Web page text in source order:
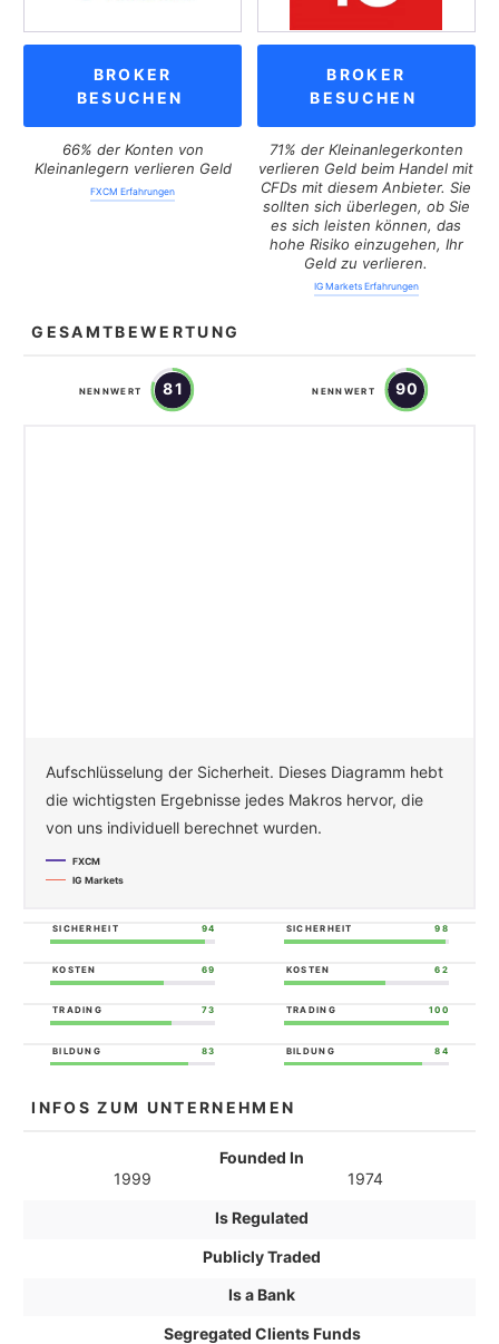
BROKER
BESUCHEN
66% der Konten von
Kleinanlegern verlieren Geld
FXCM Erfahrungen
BROKER
BESUCHEN
71% der Kleinanlegerkonten
verlieren Geld beim Handel mit
CFDs mit diesem Anbieter. Sie
sollten sich überlegen, ob Sie
es sich leisten können, das
hohe Risiko einzugehen, Ihr
Geld zu verlieren.
IG Markets Erfahrungen
GESAMTBEWERTUNG
NENNWERT 81 NENNWERT 90
Aufschlüsselung der Sicherheit. Dieses Diagramm hebt
die wichtigsten Ergebnisse jedes Makros hervor, die
von uns individuell berechnet wurden.
FXCM
IG Markets
SICHERHEIT 94 SICHERHEIT 98
KOSTEN 69 KOSTEN 62
TRADING 73 TRADING 100
BILDUNG 83 BILDUNG 84
INFOS ZUM UNTERNEHMEN
Founded In
1999
1974
Is Regulated
Publicly Traded
Is a Bank
Segregated Clients Funds